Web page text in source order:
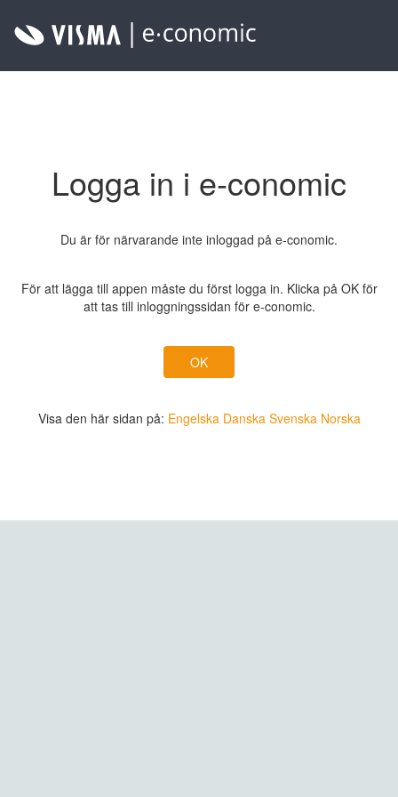
Logga in i e-conomic
Du är för närvarande inte inloggad på e-conomic.
För att lägga till appen måste du först logga in. Klicka på OK för
att tas till inloggningssidan för e-conomic.
Visa den här sidan på: Engelska Danska Svenska Norska